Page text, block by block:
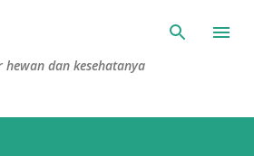
dan kesehatanya